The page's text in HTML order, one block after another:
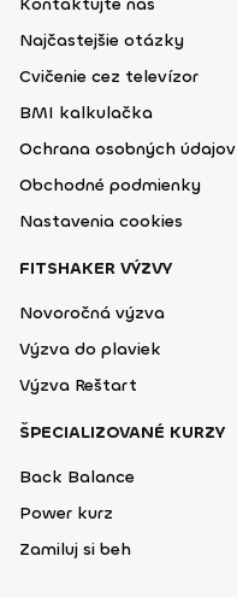
Najčastejšie otázky
Cvičenie cez televízor
BMI kalkulačka
Ochrana osobných údajov
Obchodné podmienky
Nastavenia cookies
FITSHAKER VÝZVY
Novoročná výzva
Výzva do plaviek
Výzva Reštart
ŠPECIALIZOVANÉ KURZY
Back Balance
Power kurz
Zamiluj si beh